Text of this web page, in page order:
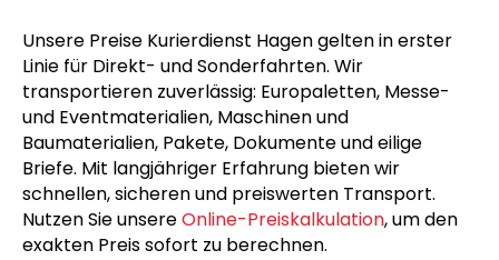
Unsere Preise Kurierdienst Hagen gelten in erster
Linie für Direkt- und Sonderfahrten. Wir
transportieren zuverlässig: Europaletten, Messe-
und Eventmaterialien, Maschinen und
Baumaterialien, Pakete, Dokumente und eilige
Briefe. Mit langjähriger Erfahrung bieten wir
schnellen, sicheren und preiswerten Transport.
Nutzen Sie unsereOnline-Preiskalkulation, um den
exakten Preis sofort zu berechnen.